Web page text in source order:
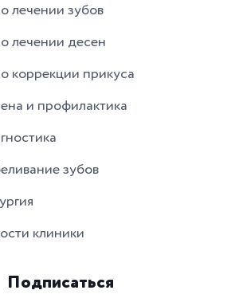
лечении зубов
лечении десен
коррекции прикуса
и профилактика
зубов
клиники
Подписаться